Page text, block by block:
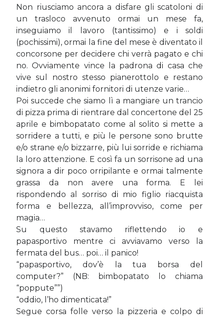
SarasuDel 2023 e di come la mia famiglia sta affrontando la
sclerosi multipla
michela suDel 2023 e di come la mia famiglia sta affrontando la
sclerosi multipla
Del 2023 e di come la mia famiglia sta affrontando la
sclerosi multipla
Guyasu Del 2023 e di come la mia famiglia sta affrontando la
sclerosi multipla
Cerca nel blog
Cerca
Archivi
Archivi
Cerca nel blog
Cerca
Non riusciamo ancora a disfare gli scatoloni di
un trasloco avvenuto ormai un mese fa,
inseguiamo il lavoro (tantissimo) e i soldi
(pochissimi), ormai la fine del mese è diventato il
concorsone per decidere chi verrà pagato e chi
no. Ovviamente vince la padrona di casa che
vive sul nostro stesso pianerottolo e restano
indietro gli anonimi fornitori di utenze varie…
Poi succede che siamo lì a mangiare un trancio
di pizza prima di rientrare dal concertone del 25
aprile e bimbopatato come al solito si mette a
sorridere a tutti, e più le persone sono brutte
e/o strane e/o bizzarre, più lui sorride e richiama
la loro attenzione. E così fa un sorrisone ad una
signora a dir poco orripilante e ormai talmente
grassa da non avere una forma. E lei
rispondendo al sorriso di mio figlio riacquista
forma e bellezza, all’improvviso, come per
magia…
Su questo stavamo riflettendo io e
papasportivo mentre ci avviavamo verso la
fermata del bus… poi… il panico!
“papasportivo, dov’è la tua borsa del
computer?” (NB: bimbopatato lo chiama
“poppute””)
“oddio, l’ho dimenticata!”
Segue corsa folle verso la pizzeria e colpo di